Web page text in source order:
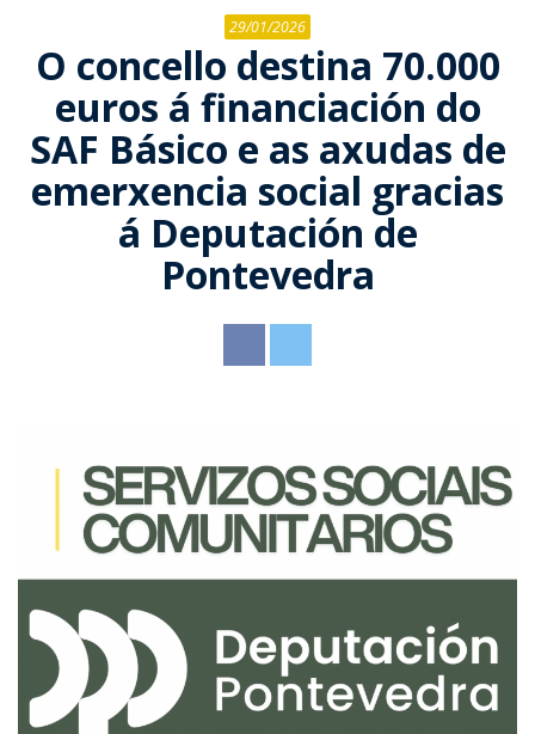
Comisión
especial de
cuentas
Actas
Parroquias
Albeos
Ameixeira
Angudes
Crecente
Quintela
Rebordechán
Ribeira
Sendelle
Vilar
Direcciones de
interés
Inventario
Patrimonio
Rutas de
senderismo
Fiestas y
romerías
Ordenanzas
E-Oficina
Sede electrónica
Perfil do
Servicios
Bienestar social
Instalaciones
Cultura
Recaudación y
Seguridad
ciudadana
Contacto
29/01/2026
O concello destina 70.000
euros á financiación do
SAF Básico e as axudas de
emerxencia social gracias
á Deputación de
Pontevedra